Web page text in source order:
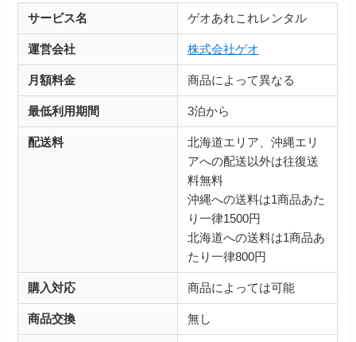
サービス名 ゲオあれこれレンタル
運営会社 株式会社ゲオ
月額料金 商品によって異なる
最低利用期間 3泊から
配送料
北海道エリア、沖縄エリ
アへの配送以外は往復送
料無料
沖縄への送料は1商品あた
り一律1500円
北海道への送料は1商品あ
たり一律800円
購入対応 商品によっては可能
商品交換 無し